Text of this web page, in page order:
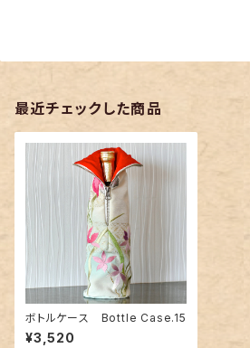
最近チェックした商品
ボトルケース Bottle Case.15
¥3,520